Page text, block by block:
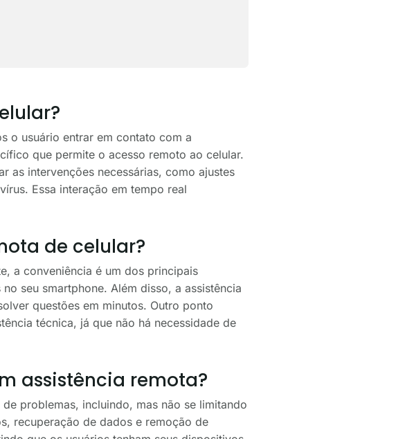
o usuário entrar em contato com a
que permite o acesso remoto ao celular.
as intervenções necessárias, como ajustes
Essa interação em tempo real
de celular?
a conveniência é um dos principais
seu smartphone. Além disso, a assistência
questões em minutos. Outro ponto
técnica, já que não há necessidade de
assistência remota?
problemas, incluindo, mas não se limitando
recuperação de dados e remoção de